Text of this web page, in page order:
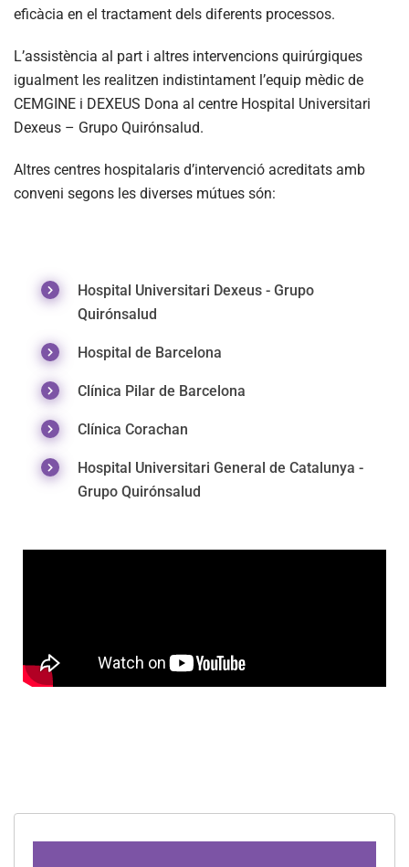
eficàcia en el tractament dels diferents processos.
L’assistència al part i altres intervencions quirúrgiques
igualment les realitzen indistintament l’equip mèdic de
CEMGINE i DEXEUS Dona al centre Hospital Universitari
Dexeus – Grupo Quirónsalud.
Altres centres hospitalaris d’intervenció acreditats amb
conveni segons les diverses mútues són:
Hospital Universitari Dexeus - Grupo
Quirónsalud
Hospital de Barcelona
Clínica Pilar de Barcelona
Clínica Corachan
Hospital Universitari General de Catalunya -
Grupo Quirónsalud